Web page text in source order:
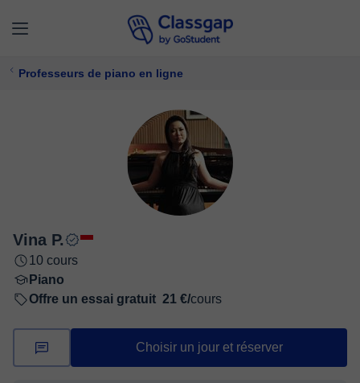
Professeurs de piano en ligne
Vina P.
10 cours
Piano
Offre un essai gratuit 21 €/cours
Choisir un jour et réserver